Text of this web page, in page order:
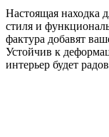
Настоящая находка
стиля и
фактура добавят
Устойчив к
интерьер будет